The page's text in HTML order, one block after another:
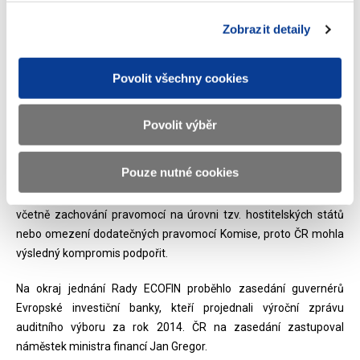
Zobrazit detaily
Povolit všechny cookies
Povolit výběr
Pouze nutné cookies
obáváme případných negativních ekonomických dopadů na
Eurozónu a zprostředkovaně na ČR. ČR uvítá každé řešení, které
Eurozóny,“
Ministři v Lucemburku rovněž zhodnotili stav implementace
legislativy, která vytváří Bankovní unii včetně diskuse o
v podobě přijetí obecného přístupu k návrhu nařízení o
strukturálních opatřeních ke zlepšení odolnosti úvěrových
institucí v EU. ČR se podařilo do nařízení prosadit řadu změn
včetně zachování pravomocí na úrovni tzv. hostitelských států
nebo omezení dodatečných pravomocí Komise, proto ČR mohla
výsledný kompromis podpořit.
Na okraj jednání Rady ECOFIN proběhlo zasedání guvernérů
Evropské investiční banky, kteří projednali výroční zprávu
auditního výboru za rok 2014. ČR na zasedání zastupoval
náměstek ministra financí Jan Gregor.